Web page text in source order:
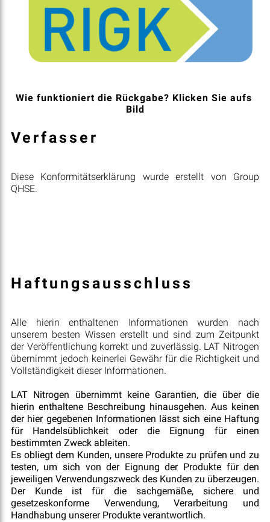
Wie funktioniert die Rückgabe? Klicken Sie aufs
Bild
Verfasser
Diese Konformitätserklärung wurde erstellt von Group
QHSE.
Haftungsausschluss
Alle hierin enthaltenen Informationen wurden nach
unserem besten Wissen erstellt und sind zum Zeitpunkt
der Veröffentlichung korrekt und zuverlässig. LAT Nitrogen
übernimmt jedoch keinerlei Gewähr für die Richtigkeit und
Vollständigkeit dieser Informationen.
LAT Nitrogen übernimmt keine Garantien, die über die
hierin enthaltene Beschreibung hinausgehen. Aus keinen
der hier gegebenen Informationen lässt sich eine Haftung
für Handelsüblichkeit oder die Eignung für einen
bestimmten Zweck ableiten.
Es obliegt dem Kunden, unsere Produkte zu prüfen und zu
testen, um sich von der Eignung der Produkte für den
jeweiligen Verwendungszweck des Kunden zu überzeugen.
Der Kunde ist für die sachgemäße, sichere und
gesetzeskonforme Verwendung, Verarbeitung und
Handhabung unserer Produkte verantwortlich.